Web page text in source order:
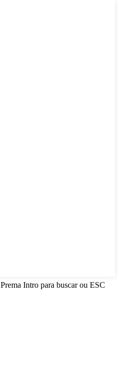
Prema Intro para buscar ou ESC